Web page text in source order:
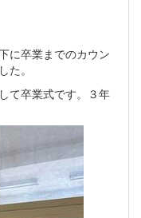
に卒業までのカウン
た。
て卒業式です。３年